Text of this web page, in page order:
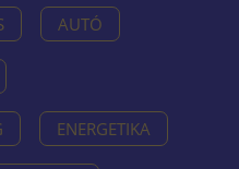
AUTÓ
ENERGETIKA